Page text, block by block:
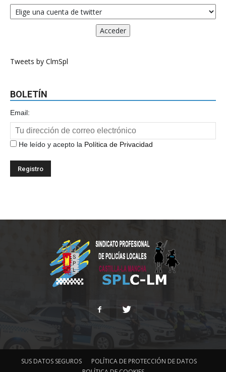
Tweets by ClmSpl
BOLETÍN
Email:
He leído y acepto la Política de Privacidad
SUS DATOS SEGUROS
POLÍTICA DE PROTECCIÓN DE DATOS